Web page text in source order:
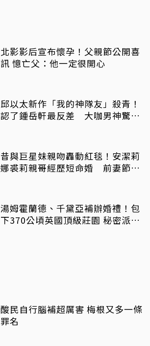
北影影后宣布懷孕！父親節公開喜
訊 憶亡父：他一定很開心
邱以太新作「我的神隊友」殺青！
認了鍾岳軒最反差 大咖男神驚喜
昔與巨星妹親吻轟動紅毯！安潔莉
娜裘莉親哥經歷短命婚 前妻節目
湯姆霍蘭德、千黛亞補辦婚禮！包
下370公頃英國頂級莊園 秘密派對
酸民自行腦補超厲害 梅根又多一條
罪名